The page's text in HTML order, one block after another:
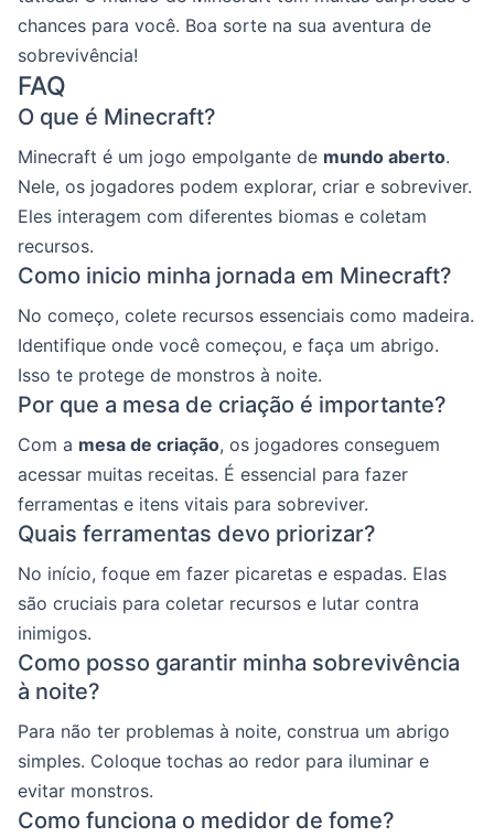
chances para você. Boa sorte na sua aventura de
sobrevivência!
FAQ
O que é Minecraft?
Minecraft é um jogo empolgante de mundo aberto.
Nele, os jogadores podem explorar, criar e sobreviver.
Eles interagem com diferentes biomas e coletam
recursos.
Como inicio minha jornada em Minecraft?
No começo, colete recursos essenciais como madeira.
Identifique onde você começou, e faça um abrigo.
Isso te protege de monstros à noite.
Por que a mesa de criação é importante?
Com a mesa de criação, os jogadores conseguem
acessar muitas receitas. É essencial para fazer
ferramentas e itens vitais para sobreviver.
Quais ferramentas devo priorizar?
No início, foque em fazer picaretas e espadas. Elas
são cruciais para coletar recursos e lutar contra
inimigos.
Como posso garantir minha sobrevivência
à noite?
Para não ter problemas à noite, construa um abrigo
simples. Coloque tochas ao redor para iluminar e
evitar monstros.
Como funciona o medidor de fome?